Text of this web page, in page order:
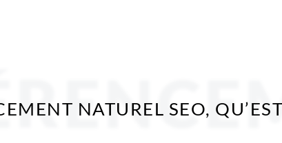
NATUREL SEO,